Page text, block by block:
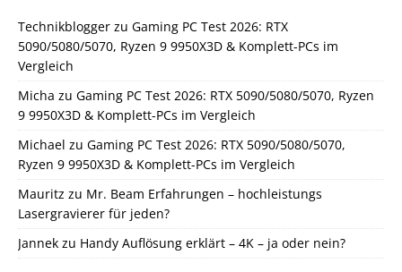
Technikblogger zu Gaming PC Test 2026: RTX
5090/5080/5070, Ryzen 9 9950X3D & Komplett-PCs im
Vergleich
Micha zu Gaming PC Test 2026: RTX 5090/5080/5070, Ryzen
9 9950X3D & Komplett-PCs im Vergleich
Michael zu Gaming PC Test 2026: RTX 5090/5080/5070,
Ryzen 9 9950X3D & Komplett-PCs im Vergleich
Mauritz zu Mr. Beam Erfahrungen – hochleistungs
Lasergravierer für jeden?
Jannek zu Handy Auflösung erklärt – 4K – ja oder nein?